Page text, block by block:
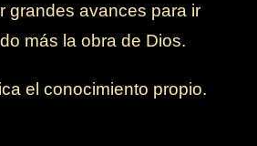
grandes avances para ir
más la obra de Dios.
el conocimiento propio.